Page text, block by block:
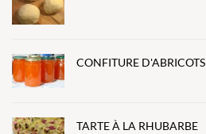
CONFITURE D'ABRICOTS
TARTE À LA RHUBARBE